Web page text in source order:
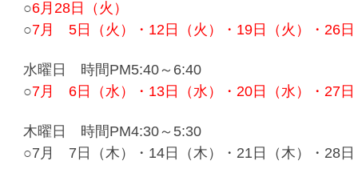
○6月28日（火）
○7月 5日（火）・12日（火）・19日（火）・26日
水曜日 時間PM5:40～6:40
○7月 6日（水）・13日（水）・20日（水）・27日
木曜日 時間PM4:30～5:30
○7月 7日（木）・14日（木）・21日（木）・28日